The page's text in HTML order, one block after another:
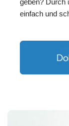
geben? Durch
einfach und